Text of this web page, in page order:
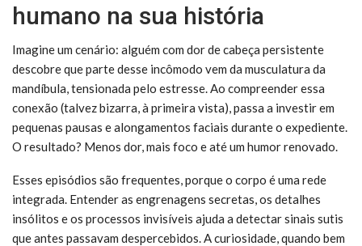
humano na sua história
Imagine um cenário: alguém com dor de cabeça persistente
descobre que parte desse incômodo vem da musculatura da
mandíbula, tensionada pelo estresse. Ao compreender essa
conexão (talvez bizarra, à primeira vista), passa a investir em
pequenas pausas e alongamentos faciais durante o expediente.
O resultado? Menos dor, mais foco e até um humor renovado.
Esses episódios são frequentes, porque o corpo é uma rede
integrada. Entender as engrenagens secretas, os detalhes
insólitos e os processos invisíveis ajuda a detectar sinais sutis
que antes passavam despercebidos. A curiosidade, quando bem